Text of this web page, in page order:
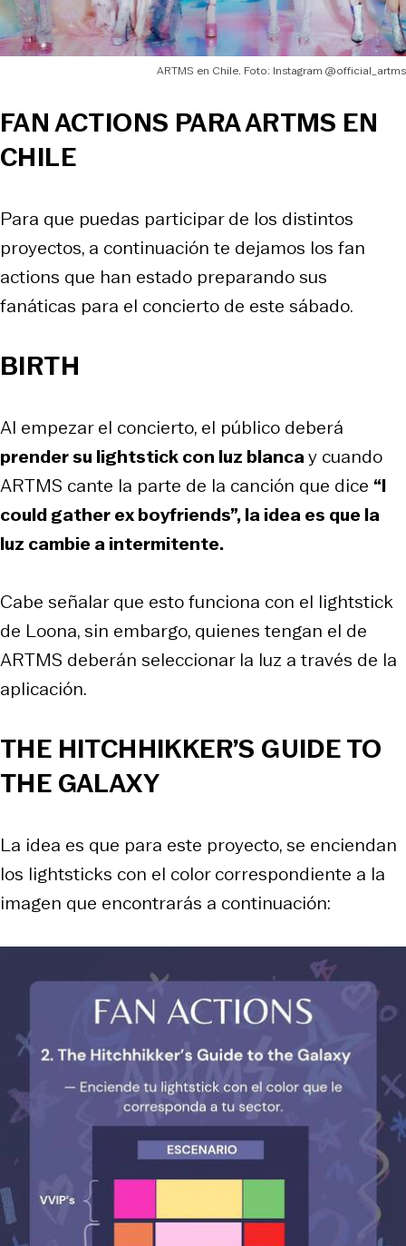
ARTMS en Chile. Foto: Instagram @official_artms
FAN ACTIONS PARA ARTMS EN
CHILE
Para que puedas participar de los distintos
proyectos, a continuación te dejamos los fan
actions que han estado preparando sus
fanáticas para el concierto de este sábado.
BIRTH
Al empezar el concierto, el público deberá
prender su lightstick con luz blancay cuando
ARTMS cante la parte de la canción que dice “I
could gather ex boyfriends”, la idea es que la
luz cambie a intermitente.
Cabe señalar que esto funciona con el lightstick
de Loona, sin embargo, quienes tengan el de
ARTMS deberán seleccionar la luz a través de la
aplicación.
THE HITCHHIKKER’S GUIDE TO
THE GALAXY
La idea es que para este proyecto, se enciendan
los lightsticks con el color correspondiente a la
imagen que encontrarás a continuación: